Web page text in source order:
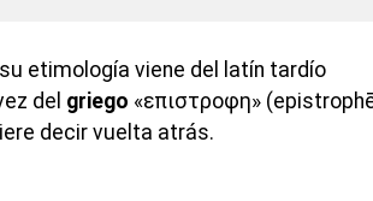
etimología viene del latín tardío
del griego «επιστροφη»
decir vuelta atrás.